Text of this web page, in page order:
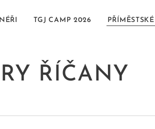
TGJ CAMP 2026
ŘÍČANY